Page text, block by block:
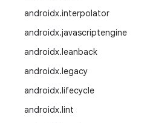
androidx.interpolator
androidx.javascriptengine
androidx.leanback
androidx.legacy
androidx.lifecycle
androidx.lint